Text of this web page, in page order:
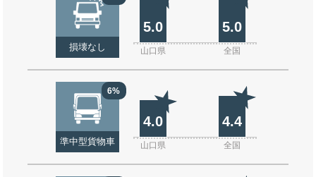
損壊なし
5.0 5.0
山口県 全国
6%
準中型貨物車
4.0 4.4
山口県 全国